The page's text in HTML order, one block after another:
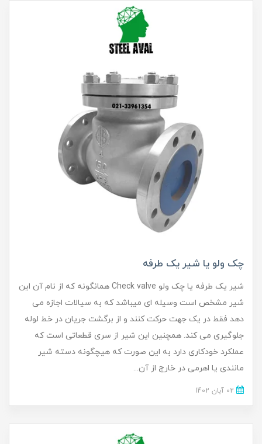
چک ولو یا شیر یک طرفه
شیر یک طرفه یا چک ولو Check valve همانگونه که از نام آن این
شیر مشخص است وسیله ای میباشد که به سیالات اجازه می
دهد فقط در یک جهت حرکت کنند و از برگشت جریان در خط لوله
جلوگیری می کند. همچنین این شیر از سری قطعاتی است که
عملکرد خودکاری دارد به این صورت که هیچگونه دسته شیر
مانندی یا اهرمی در خارج از آن...